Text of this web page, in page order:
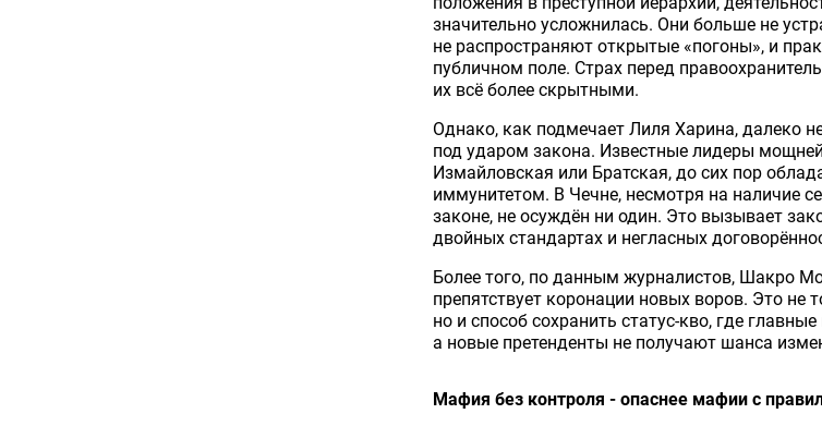
значительно усложнилась. Они больше не
не распространяют открытые «погоны», и
публичном поле. Страх перед
их всё более скрытными.
Однако, как подмечает Лиля Харина, далеко
под ударом закона. Известные лидеры
Измайловская или Братская, до сих пор
иммунитетом. В Чечне, несмотря на наличие
законе, не осуждён ни один. Это вызывает
двойных стандартах и негласных
Более того, по данным журналистов, Шакро
препятствует коронации новых воров. Это не
но и способ сохранить статус-кво, где
а новые претенденты не получают шанса
Мафия без контроля - опаснее мафии с